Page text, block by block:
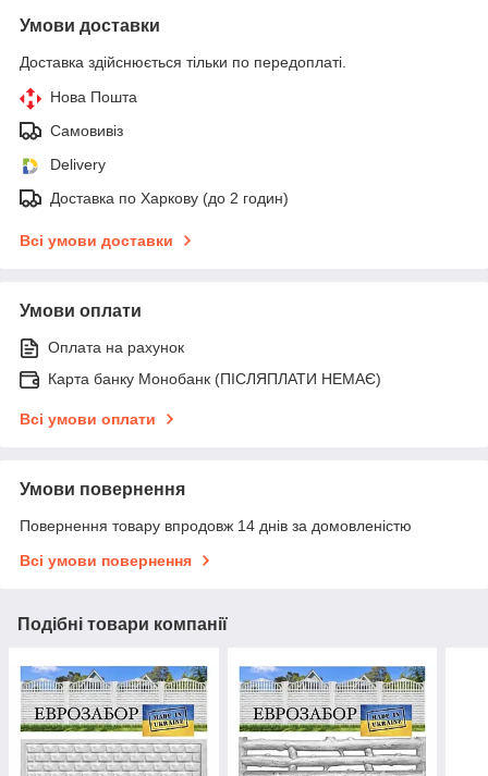
Умови доставки
Доставка здійснюється тільки по передоплаті.
Нова Пошта
Самовивіз
Delivery
Доставка по Харкову (до 2 годин)
Всі умови доставки
Умови оплати
Оплата на рахунок
Карта банку Монобанк (ПІСЛЯПЛАТИ НЕМАЄ)
Всі умови оплати
Умови повернення
Повернення товару впродовж 14 днів за домовленістю
Всі умови повернення
Подібні товари компанії